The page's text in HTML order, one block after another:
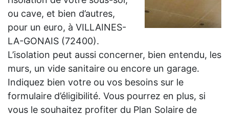
ou cave, et bien d’autres,
pour un euro, à VILLAINES-
LA-GONAIS (72400).
L’isolation peut aussi concerner, bien entendu, les
murs, un vide sanitaire ou encore un garage.
Indiquez bien votre ou vos besoins sur le
formulaire d’éligibilité. Vous pourrez en plus, si
vous le souhaitez profiter du Plan Solaire de